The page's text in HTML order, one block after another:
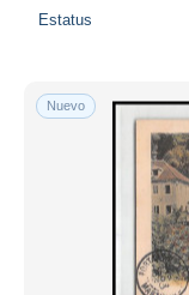
Estatus
Nuevo